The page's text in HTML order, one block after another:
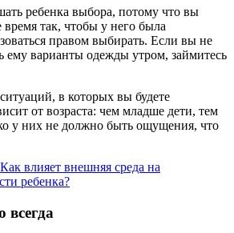
ребенка выбора, потому что вы
так, чтобы у него была
правом выбирать. Если вы не
ему варианты одежды утром, займитесь
в которых вы будете
от возраста: чем младше дети, тем
у них не должно быть ощущения, что
Как влияет внешняя среда на
ребенка?
всегда